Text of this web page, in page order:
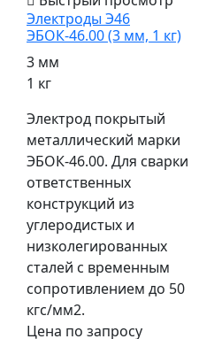
Электроды Э46
ЭБОК-46.00 (3 мм, 1 кг)
3 мм
1 кг
Электрод покрытый
металлический марки
ЭБОК-46.00. Для сварки
ответственных
конструкций из
углеродистых и
низколегированных
сталей с временным
сопротивлением до 50
кгс/мм2.
Цена по запросу